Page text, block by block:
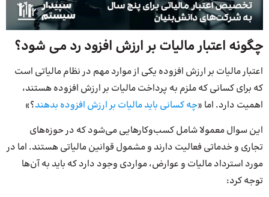
چگونه اعتبار مالیات بر ارزش افزود رد می شود؟
اعتبار مالیات بر ارزش افزوده یکی از موارد مهم در نظام مالیاتی است
که برای کسانی که ملزم به پرداخت مالیات بر ارزش افزوده هستند،
اهمیت دارد. اما «چه کسانی باید مالیات بر ارزش افزوده بدهند؟»
این سوال معمولا شامل کسب‌وکارهایی می‌شود که در حوزه‌های
تجاری و خدماتی فعالیت دارند و مشمول قوانین مالیاتی هستند. اما در
مورد استرداد مالیات و عوارض، مواردی وجود دارد که باید به آن‌ها
توجه کرد: